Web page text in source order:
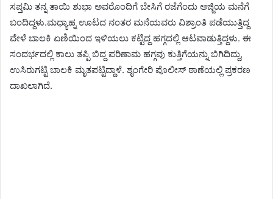
ಸಪ್ತಮಿ ತನ್ನ ತಾಯಿ ಶುಭಾ ಅವರೊಂದಿಗೆ ಬೇಸಿಗೆ ರಜೆಗೆಂದು ಅಜ್ಜಿಯ ಮನೆಗೆ
ಬಂದಿದ್ದಳು.ಮಧ್ಯಾಹ್ನ ಊಟದ ನಂತರ ಮನೆಯವರು ವಿಶ್ರಾಂತಿ ಪಡೆಯುತ್ತಿದ್ದ
ವೇಳೆ ಬಾಲಕಿ ಏಣಿಯಿಂದ ಇಳಿಯಲು ಕಟ್ಟಿದ್ದ ಹಗ್ಗದಲ್ಲಿ ಆಟವಾಡುತ್ತಿದ್ದಳು. ಈ
ಸಂದರ್ಭದಲ್ಲಿ ಕಾಲು ತಪ್ಪಿ ಬಿದ್ದ ಪರಿಣಾಮ ಹಗ್ಗವು ಕುತ್ತಿಗೆಯನ್ನು ಬಿಗಿದಿದ್ದು,
ಉಸಿರುಗಟ್ಟಿ ಬಾಲಕಿ ಮೃತಪಟ್ಟಿದ್ದಾಳೆ. ಶೃಂಗೇರಿ ಪೊಲೀಸ್ ಠಾಣೆಯಲ್ಲಿ ಪ್ರಕರಣ
ದಾಖಲಾಗಿದೆ.